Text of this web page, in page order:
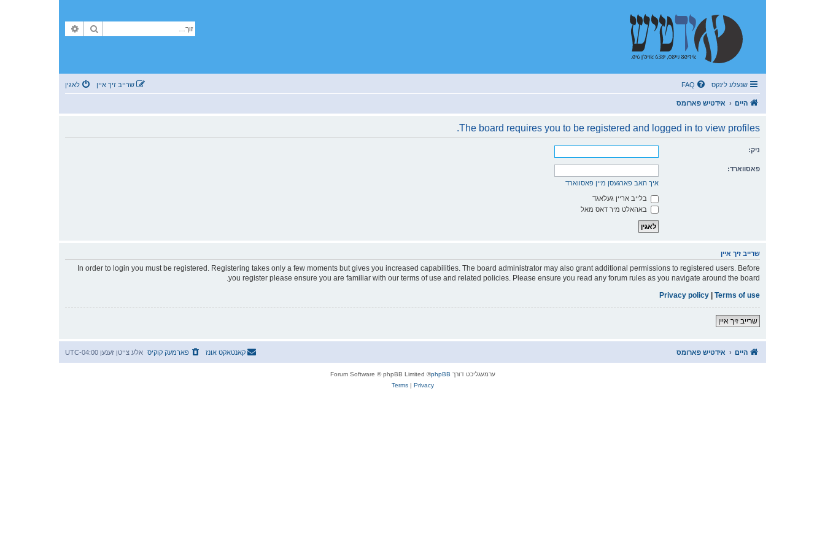
זוך
שנעלע לינקס FAQ לאגין שרייב זיך איין
היים אידטיש פארומס
The board requires you to be registered and logged in to view profiles.
ניק:
פאסווארד:
איך האב פארגעסן מיין פאסווארד
בלייב אריין געלאגד
באהאלט מיר דאס מאל
שרייב זיך איין
In order to login you must be registered. Registering takes only a few moments but gives you increased capabilities. The board administrator may also grant additional permissions to registered users. Before
you register please ensure you are familiar with our terms of use and related policies. Please ensure you read any forum rules as you navigate around the board.
Terms of use
|
Privacy policy
שרייב זיך איין
היים אידטיש פארומס אלע צייטן זענען UTC-04:00 פארמעק קוקיס קאנטאקט אונז
ערמעגליכט דורך phpBB
® Forum Software © phpBB Limited
Privacy
|
Terms